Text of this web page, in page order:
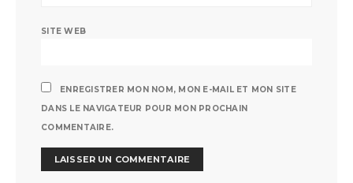
SITE WEB
ENREGISTRER MON NOM, MON E-MAIL ET MON SITE
DANS LE NAVIGATEUR POUR MON PROCHAIN
COMMENTAIRE.